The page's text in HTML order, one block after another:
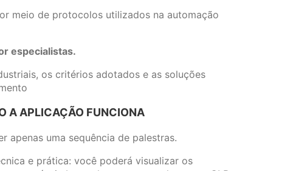
meio de protocolos utilizados na automação
especialistas.
os critérios adotados e as soluções
A APLICAÇÃO FUNCIONA
apenas uma sequência de palestras.
e prática: você poderá visualizar os